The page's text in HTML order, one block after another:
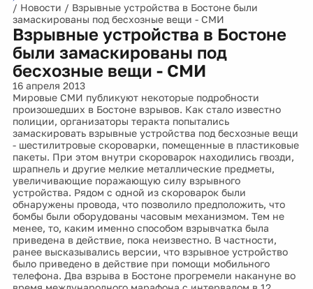
/ Новости / Взрывные устройства в Бостоне были
замаскированы под бесхозные вещи - СМИ
Взрывные устройства в Бостоне
были замаскированы под
бесхозные вещи - СМИ
16 апреля 2013
Мировые СМИ публикуют некоторые подробности
произошедших в Бостоне взрывов. Как стало известно
полиции, организаторы теракта попытались
замаскировать взрывные устройства под бесхозные вещи
- шестилитровые скороварки, помещенные в пластиковые
пакеты. При этом внутри скороварок находились гвозди,
шрапнель и другие мелкие металлические предметы,
увеличивающие поражающую силу взрывного
устройства. Рядом с одной из скороварок были
обнаружены провода, что позволило предположить, что
бомбы были оборудованы часовым механизмом. Тем не
менее, то, каким именно способом взрывчатка была
приведена в действие, пока неизвестно. В частности,
ранее высказывались версии, что взрывное устройство
было приведено в действие при помощи мобильного
телефона. Два взрыва в Бостоне прогремели накануне во